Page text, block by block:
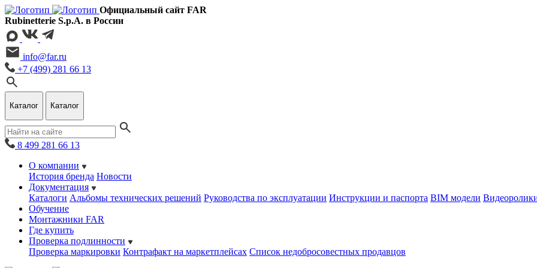
Официальный сайт FAR
Rubinetterie S.p.A. в России
info@far.ru
+7 (499) 281 66 13
Каталог Каталог
8 499 281 66 13
О компании
История бренда Новости
Документация
Каталоги Альбомы технических решений Руководства по эксплуатации Инструкции и паспорта BIM модели
Обучение
Монтажники FAR
Где купить
Проверка подлинности
Проверка маркировки Контрафакт на маркетплейсах Cписок недобросовестных продавцов